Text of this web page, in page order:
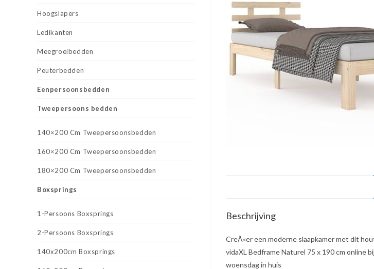
Beschrijving
CreÃ«er een moderne slaapkamer met dit
vidaXL Bedframe Naturel 75 x 190 cm online
woensdag in huis
Hoogslapers
Ledikanten
Meegroeibedden
Peuterbedden
Eenpersoonsbedden
Tweepersoons bedden
140×200 Cm Tweepersoonsbedden
160×200 Cm Tweepersoonsbedden
180×200 Cm Tweepersoonsbedden
Boxsprings
1-Persoons Boxsprings
2-Persoons Boxsprings
140x200cm Boxsprings